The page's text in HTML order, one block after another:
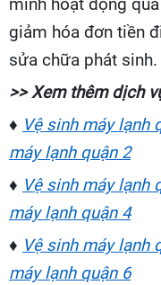
mình hoạt động
giảm hóa đơn tiền
sửa chữa phát sinh.
>> Xem thêm dịch
♦ Vệ sinh máy lạnh
máy lạnh quận 2
♦ Vệ sinh máy lạnh
máy lạnh quận 4
♦ Vệ sinh máy lạnh
máy lạnh quận 6